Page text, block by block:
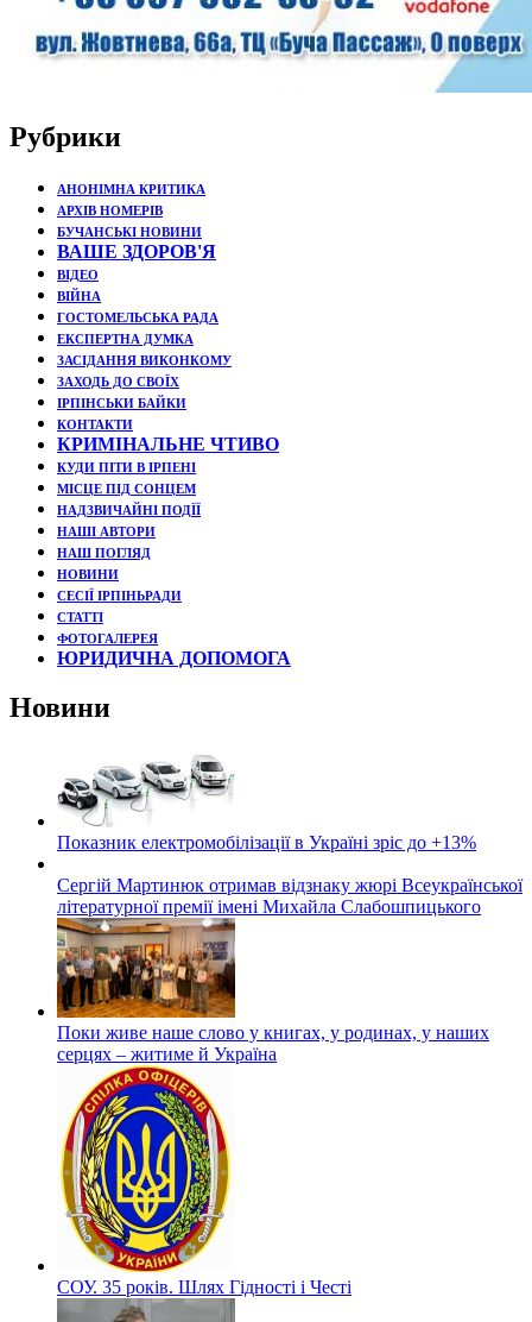
Рубрики
АНОНІМНА КРИТИКА
АРХІВ НОМЕРІВ
БУЧАНСЬКІ НОВИНИ
ВАШЕ ЗДОРОВ'Я
ВІДЕО
ВІЙНА
ГОСТОМЕЛЬСЬКА РАДА
ЕКСПЕРТНА ДУМКА
ЗАСІДАННЯ ВИКОНКОМУ
ЗАХОДЬ ДО СВОЇХ
ІРПІНСЬКИ БАЙКИ
КОНТАКТИ
КРИМІНАЛЬНЕ ЧТИВО
КУДИ ПІТИ В ІРПЕНІ
МІСЦЕ ПІД СОНЦЕМ
НАДЗВИЧАЙНІ ПОДЇЇ
НАШІ АВТОРИ
НАШ ПОГЛЯД
НОВИНИ
СЕСІЇ ІРПІНЬРАДИ
СТАТТІ
ФОТОГАЛЕРЕЯ
ЮРИДИЧНА ДОПОМОГА
Новини
Показник електромобілізації в Україні зріс до +13%
Сергій Мартинюк отримав відзнаку жюрі Всеукраїнської
літературної премії імені Михайла Слабошпицького
Поки живе наше слово у книгах, у родинах, у наших
серцях – житиме й Україна
СОУ. 35 років. Шлях Гідності і Честі